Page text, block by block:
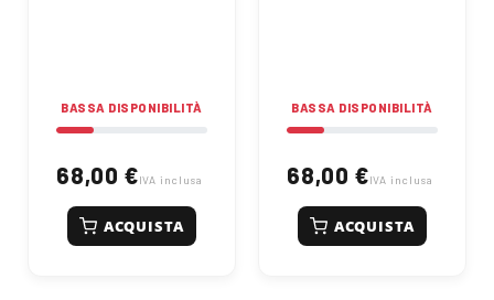
BASSA DISPONIBILITÀ
68,00 €IVA inclusa
ACQUISTA
BASSA DISPONIBILITÀ
68,00 €IVA inclusa
ACQUISTA